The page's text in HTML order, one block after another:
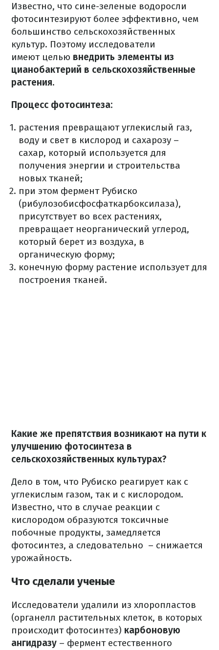
Известно, что сине-зеленые водоросли
фотосинтезируют более эффективно, чем
большинство сельскохозяйственных
культур. Поэтому исследователи
имеют целью внедрить элементы из
цианобактерий в сельскохозяйственные
растения.
Процесс фотосинтеза:
растения превращают углекислый газ,
воду и свет в кислород и сахарозу –
сахар, который используется для
получения энергии и строительства
новых тканей;
при этом фермент Рубиско
(рибулозобисфосфаткарбоксилаза),
присутствует во всех растениях,
превращает неорганический углерод,
который берет из воздуха, в
органическую форму;
конечную форму растение использует для
построения тканей.
Какие же препятствия возникают на пути к
улучшению фотосинтеза в
сельскохозяйственных культурах?
Дело в том, что Рубиско реагирует как с
углекислым газом, так и с кислородом.
Известно, что в случае реакции с
кислородом образуются токсичные
побочные продукты, замедляется
фотосинтез, а следовательно – снижается
урожайность.
Что сделали ученые
Исследователи удалили из хлоропластов
(органелл растительных клеток, в которых
происходит фотосинтез) карбоновую
ангидразу – фермент естественного